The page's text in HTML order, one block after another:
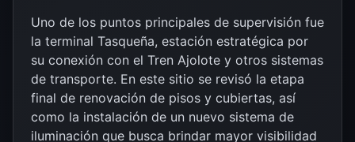
Uno de los puntos principales de supervisión fue
la terminal Tasqueña, estación estratégica por
su conexión con el Tren Ajolote y otros sistemas
de transporte. En este sitio se revisó la etapa
final de renovación de pisos y cubiertas, así
como la instalación de un nuevo sistema de
iluminación que busca brindar mayor visibilidad